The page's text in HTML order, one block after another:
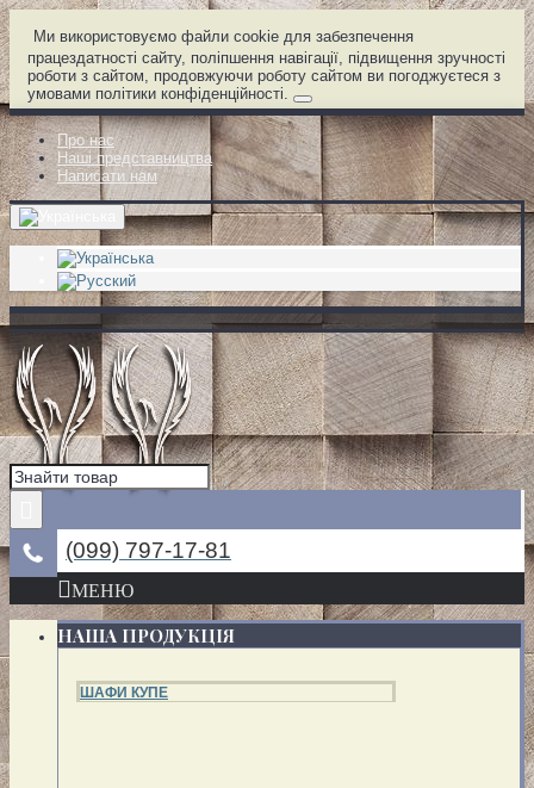
Ми використовуємо файли cookie для забезпечення
працездатності сайту, поліпшення навігації, підвищення зручності
роботи з сайтом, продовжуючи роботу сайтом ви погоджуєтеся з
умовами політики конфіденційності.
Про нас
Наші представництва
Написати нам
(099) 797-17-81
МЕНЮ
НАША ПРОДУКЦІЯ
ШАФИ КУПЕ